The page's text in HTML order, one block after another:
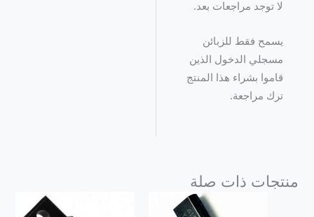
لا توجد مراجعات بعد.
يسمح فقط للزبائن
مسجلي الدخول الذين
قاموا بشراء هذا المنتج
ترك مراجعة.
منتجات ذات صلة